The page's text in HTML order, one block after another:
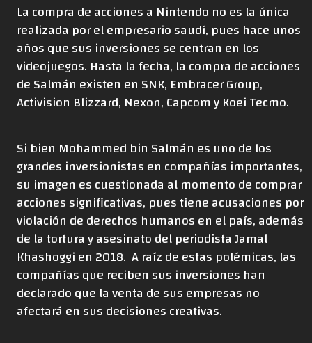
La compra de acciones a Nintendo no es la única
realizada por el empresario saudí, pues hace unos
años que sus inversiones se centran en los
videojuegos. Hasta la fecha, la compra de acciones
de Salmán existen en SNK, Embracer Group,
Activision Blizzard, Nexon, Capcom y Koei Tecmo.
Si bien Mohammed bin Salmán es uno de los
grandes inversionistas en compañías importantes,
su imagen es cuestionada al momento de comprar
acciones significativas, pues tiene acusaciones por
violación de derechos humanos en el país, además
de la tortura y asesinato del periodista Jamal
Khashoggi en 2018. A raíz de estas polémicas, las
compañías que reciben sus inversiones han
declarado que la venta de sus empresas no
afectará en sus decisiones creativas.